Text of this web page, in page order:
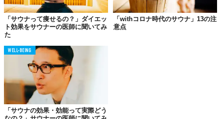
策をおこなっている施設を選ぶべき。当たり前のように聞こえる
が、これがすべて。
ただ単にガイドラインの項目のみをなぞったような対策は徹底さ
れない。実際にサウナ施設で起こった事例であるが、あるサウナ
施設は政府の推奨にしたがって、ソーシャルディスタンス、館内
マスク着用、私語を慎むこと、消毒の徹底などの対策をおこなっ
ていたが、利用者からのクレームや拒否によって対策が徹底され
なくなってしまった。
私はクレームを入れた利用者の気持ちもわかるし、利用者を大事
「サウナって痩せるの？」ダイエッ
ト効果をサウナーの医師に聞いてみ
た
「withコロナ時代のサウナ」13の注
意点
WELL-BEING
「サウナの効果・効能って実際どう